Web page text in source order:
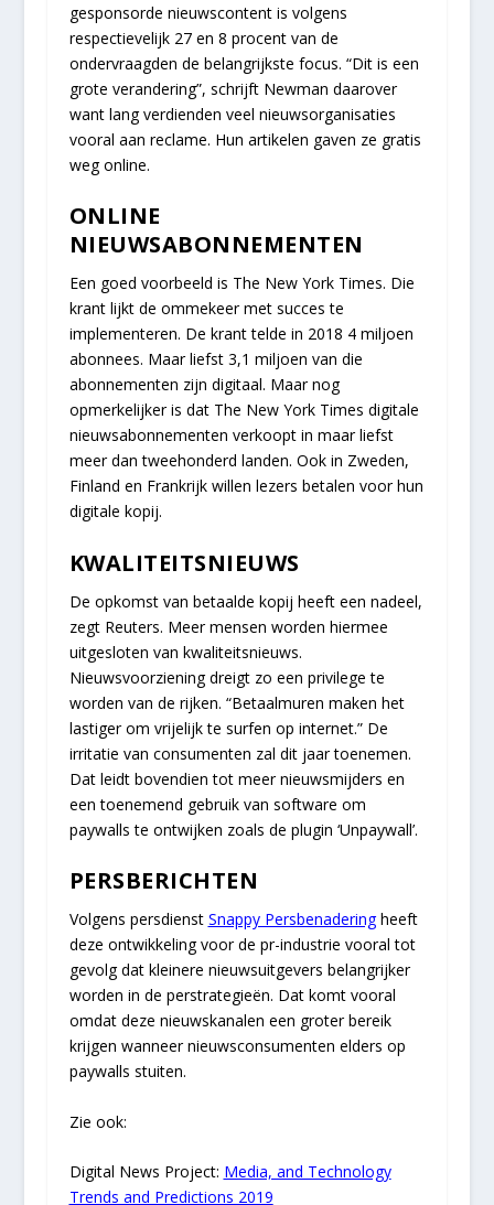
gesponsorde nieuwscontent is volgens
respectievelijk 27 en 8 procent van de
ondervraagden de belangrijkste focus. “Dit is een
grote verandering”, schrijft Newman daarover
want lang verdienden veel nieuwsorganisaties
vooral aan reclame. Hun artikelen gaven ze gratis
weg online.
ONLINE
NIEUWSABONNEMENTEN
Een goed voorbeeld is The New York Times. Die
krant lijkt de ommekeer met succes te
implementeren. De krant telde in 2018 4 miljoen
abonnees. Maar liefst 3,1 miljoen van die
abonnementen zijn digitaal. Maar nog
opmerkelijker is dat The New York Times digitale
nieuwsabonnementen verkoopt in maar liefst
meer dan tweehonderd landen. Ook in Zweden,
Finland en Frankrijk willen lezers betalen voor hun
digitale kopij.
KWALITEITSNIEUWS
De opkomst van betaalde kopij heeft een nadeel,
zegt Reuters. Meer mensen worden hiermee
uitgesloten van kwaliteitsnieuws.
Nieuwsvoorziening dreigt zo een privilege te
worden van de rijken. “Betaalmuren maken het
lastiger om vrijelijk te surfen op internet.” De
irritatie van consumenten zal dit jaar toenemen.
Dat leidt bovendien tot meer nieuwsmijders en
een toenemend gebruik van software om
paywalls te ontwijken zoals de plugin ‘Unpaywall’.
PERSBERICHTEN
Volgens persdienst Snappy Persbenaderingheeft
deze ontwikkeling voor de pr-industrie vooral tot
gevolg dat kleinere nieuwsuitgevers belangrijker
worden in de perstrategieën. Dat komt vooral
omdat deze nieuwskanalen een groter bereik
krijgen wanneer nieuwsconsumenten elders op
paywalls stuiten.
Zie ook:
Digital News Project: Media, and Technology
Trends and Predictions 2019